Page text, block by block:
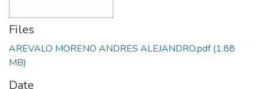
Files
AREVALO MORENO ANDRES ALEJANDRO.pdf(1.88
MB)
Date